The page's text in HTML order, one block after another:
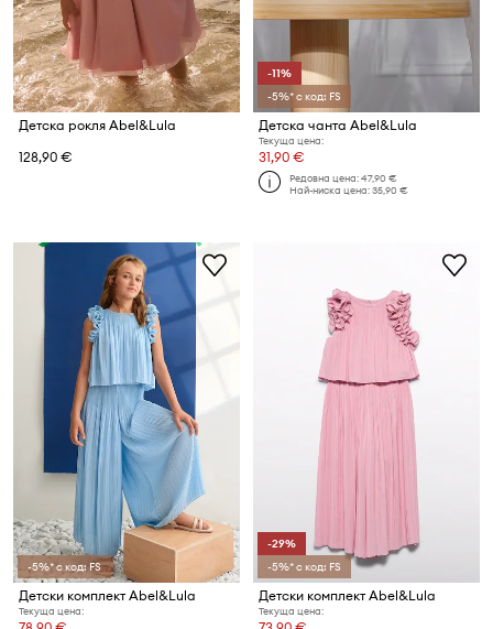
Детска рокля Abel&Lula
128,90 €
-11%
-5%* с код: FS
Детска чанта Abel&Lula
Текуща цена:
31,90 €
Редовна цена:47,90 €
Най-ниска цена:35,90 €
-5%* с код: FS
Детски комплект Abel&Lula
Текуща цена:
-29%
-5%* с код: FS
Детски комплект Abel&Lula
Текуща цена: